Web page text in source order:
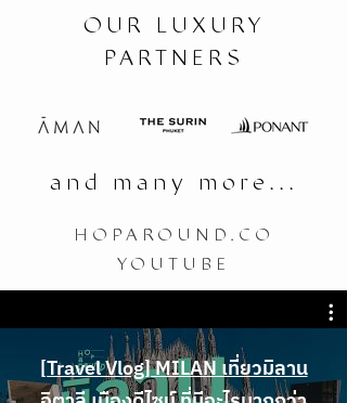
OUR LUXURY
PARTNERS
and many more...
HOPAROUND.CO
YOUTUBE
[Travel Vlog] MILAN เที่ยวมิลาน